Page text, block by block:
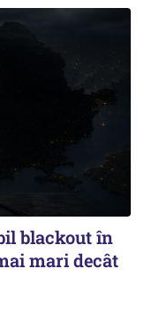
blackout în
mari decât